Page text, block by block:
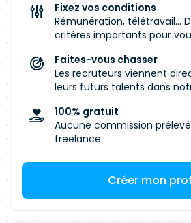
Fixez vos conditions
Rémunération, télétravail...
critères importants pour
Faites-vous chasser
Les recruteurs viennent
leurs futurs talents dans
100% gratuit
Aucune commission
freelance.
Créer mon